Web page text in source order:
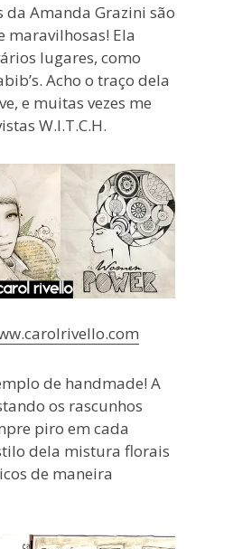
da Amanda Grazini são
maravilhosas! Ela
lugares, como
Acho o traço dela
e muitas vezes me
W.I.T.C.H.
de handmade! A
os rascunhos
piro em cada
dela mistura florais
de maneira